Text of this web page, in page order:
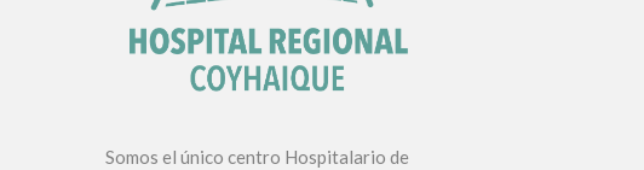
Somos el único centro Hospitalario de